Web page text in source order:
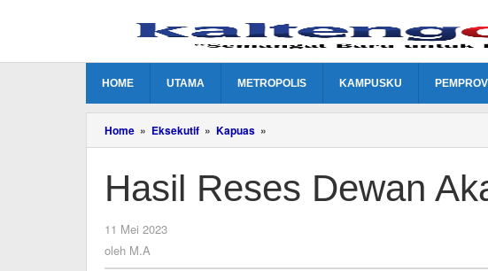
HOME UTAMA METROPOLIS KAMPUSKU
Home » Eksekutif » Kapuas »
Reses
Akan
Dirangkum
Hasil Reses Dewan
11 Mei 2023
oleh M.A